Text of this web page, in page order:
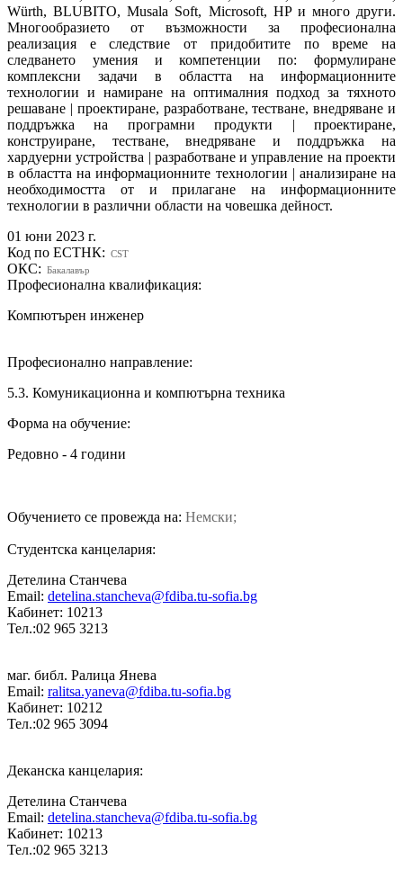
Würth, BLUBITO, Musala Soft, Microsoft, HP и много други.
Многообразието от възможности за професионална
реализация е следствие от придобитите по време на
следването умения и компетенции по: формулиране
комплексни задачи в областта на информационните
технологии и намиране на оптималния подход за тяхното
решаване | проектиране, разработване, тестване, внедряване и
поддръжка на програмни продукти | проектиране,
конструиране, тестване, внедряване и поддръжка на
хардуерни устройства | разработване и управление на проекти
в областта на информационните технологии | анализиране на
необходимостта от и прилагане на информационните
технологии в различни области на човешка дейност.
01 юни 2023 г.
Код по ЕСТНК: CST
ОКС: Бакалавър
Професионална квалификация:
Компютърен инженер
Професионално направление:
5.3. Комуникационна и компютърна техника
Форма на обучение:
Редовно - 4 години
Обучението се провежда на: Немски;
Студентска канцелария:
Детелина Станчева
Email: detelina.stancheva@fdiba.tu-sofia.bg
Кабинет: 10213
Тел.:02 965 3213
маг. библ. Ралица Янева
Email: ralitsa.yaneva@fdiba.tu-sofia.bg
Кабинет: 10212
Тел.:02 965 3094
Деканска канцелария:
Детелина Станчева
Email: detelina.stancheva@fdiba.tu-sofia.bg
Кабинет: 10213
Тел.:02 965 3213